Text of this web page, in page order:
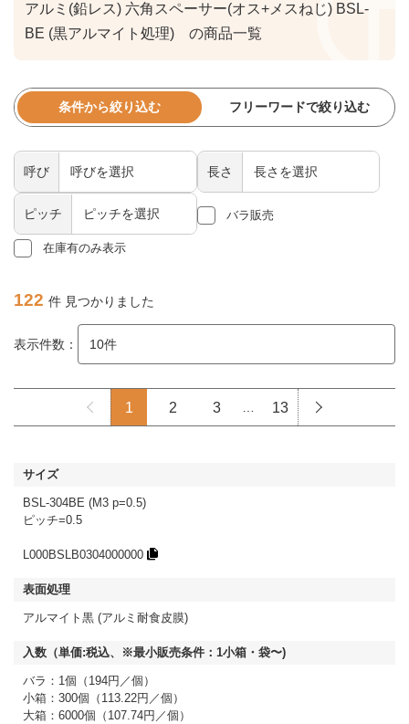
アルミ(鉛レス) 六角スペーサー(オス+メスねじ) BSL-
BE (黒アルマイト処理) の商品一覧
条件から絞り込む フリーワードで絞り込む
呼び 長さ
ピッチ バラ販売
在庫有のみ表示
122 件 見つかりました
表示件数：
1 2 3 13
BSL-304BE (M3 p=0.5)
ピッチ=0.5
L000BSLB0304000000
アルマイト黒 (アルミ耐食皮膜)
バラ：1個（194円／個）
小箱：300個（113.22円／個）
大箱：6000個（107.74円／個）